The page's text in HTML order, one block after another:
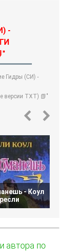
-
Гидры (СИ) -
версии TXT) 📗"
- Коул
автора по